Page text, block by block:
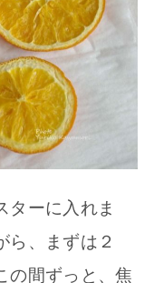
ターに入れま
ら、まずは２
の間ずっと、焦